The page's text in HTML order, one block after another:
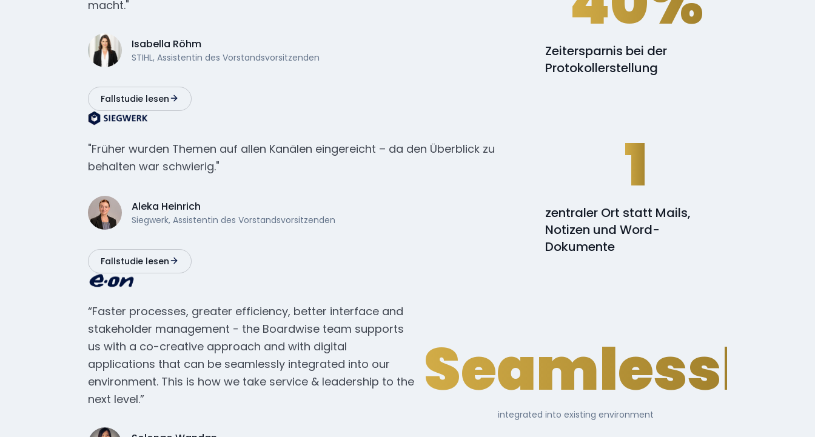
macht."
Isabella Röhm
STIHL, Assistentin des Vorstandsvorsitzenden
Fallstudie lesen
Zeitersparnis bei der
Protokollerstellung
"Früher wurden Themen auf allen Kanälen eingereicht – da den Überblick zu
behalten war schwierig."
Aleka Heinrich
Siegwerk, Assistentin des Vorstandsvorsitzenden
Fallstudie lesen
1
zentraler Ort statt Mails,
Notizen und Word-
Dokumente
“Faster processes, greater efficiency, better interface and
stakeholder management - the Boardwise team supports
us with a co-creative approach and with digital
applications that can be seamlessly integrated into our
environment. This is how we take service & leadership to the
next level.”
Seamlessly
integrated into existing environment